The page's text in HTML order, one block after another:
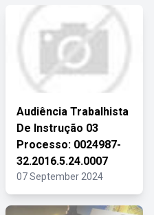
Audiência Trabalhista
De Instrução 03
Processo: 0024987-
32.2016.5.24.0007
07 September 2024